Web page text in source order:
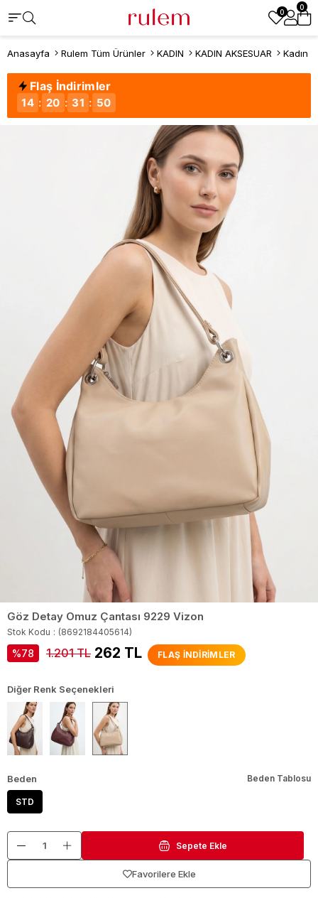
0
0
Anasayfa Rulem Tüm Ürünler KADIN KADIN AKSESUAR Kadın
Flaş İndirimler
14 : 20 : 31 : 50
Göz Detay Omuz Çantası 9229 Vizon
Stok Kodu (8692184405614)
78 1.201 TL 262 TL FLAŞ İNDİRİMLER
Diğer Renk Seçenekleri
Beden
STD
Beden Tablosu
Favorilere Ekle